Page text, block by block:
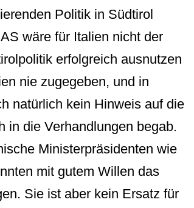
Politik in Südtirol
wäre für Italien nicht der
erfolgreich ausnutzen
nie zugegeben, und in
natürlich kein Hinweis auf die
in die Verhandlungen begab.
Ministerpräsidenten wie
mit gutem Willen das
Sie ist aber kein Ersatz für